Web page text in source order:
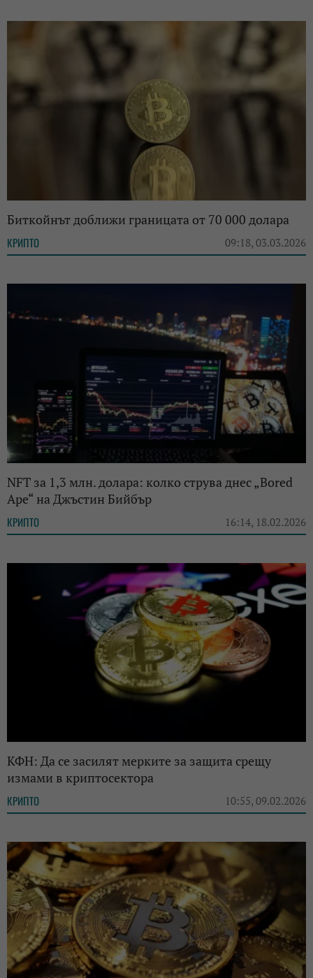
Биткойнът доближи границата от 70 000 долара
КРИПТО 09:18, 03.03.2026
NFT за 1,3 млн. долара: колко струва днес „Bored
Ape“ на Джъстин Бийбър
КРИПТО 16:14, 18.02.2026
КФН: Да се засилят мерките за защита срещу
измами в криптосектора
КРИПТО 10:55, 09.02.2026